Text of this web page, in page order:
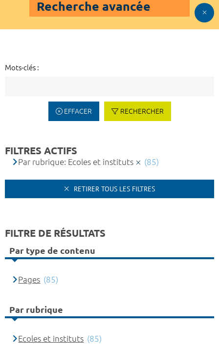
Recherche avancée
Mots-clés :
EFFACER RECHERCHER
FILTRES ACTIFS
Par rubrique: Ecoles et instituts (85)
RETIRER TOUS LES FILTRES
FILTRE DE RÉSULTATS
Par type de contenu
Pages (85)
Par rubrique
Ecoles et instituts (85)